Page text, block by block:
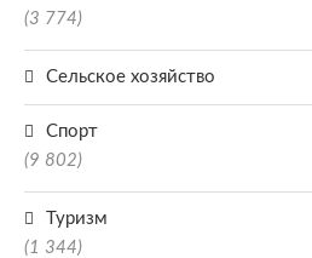
(3 774)
Сельское хозяйство
Спорт
(9 802)
Туризм
(1 344)